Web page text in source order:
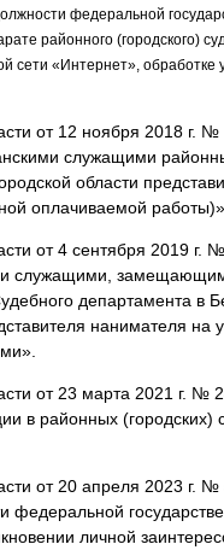
федеральной
районного (городского)
«Интернет», обработке
от 12 ноября 2018 г.
служащими
области
оплачиваемой
от 4 сентября 2019 г.
служащими,
департамента в
нанимателя на
от 23 марта 2021 г. №
в районных (городских)
от 20 апреля 2023 г.
личной